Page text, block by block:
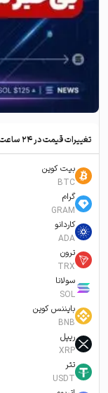
تغییرات قیمت در ۲۴ ساعت اخیر
بیت کوین
BTC
گرام
GRAM
کاردانو
ADA
ترون
TRX
سولانا
SOL
بایننس کوین
BNB
ریپل
XRP
تتر
USDT